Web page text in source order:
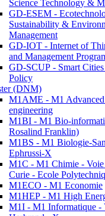
Science Technology &
GD-ESEM -
Sustainability &
Management
GD-IOT - Internet of
and Management
GD-SCUP - Smart
Policy
(DNM)
M1AME - M1 Advanced
engineering
M1BI - M1 Bio-
Rosalind Franklin)
M1BS - M1 Biologie-
Ephrussi-X
M1C - M1 Chimie -
Curie - Ecole
M1ECO - M1 Economie
M1HEP - M1 High
M1I - M1 Informatique -